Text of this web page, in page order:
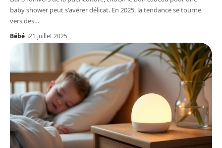
baby shower peut s'avérer délicat. En 2025, la tendance se tourne
vers des…
Bébé 21 juillet 2025